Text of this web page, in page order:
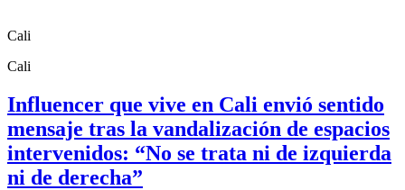
Cali
Cali
Influencer que vive en Cali envió sentido
mensaje tras la vandalización de espacios
intervenidos: “No se trata ni de izquierda
ni de derecha”